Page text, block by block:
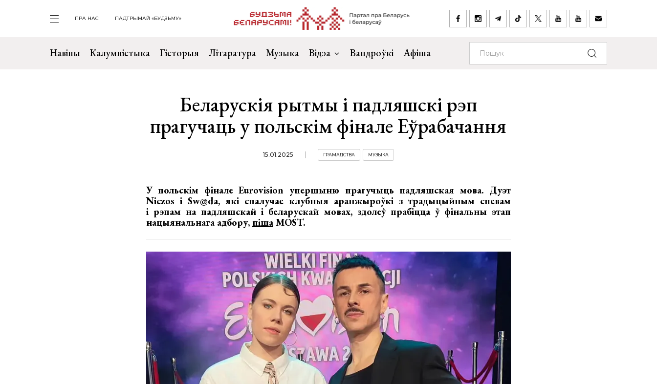
ПРА НАС ПАДТРЫМАЙ «БУДЗЬМУ»
Навіны Калумністыка Гісторыя Літаратура Музыка Відэа Вандроўкі Афіша
Беларускія рытмы і падляшскі рэп
прагучаць у польскім фінале Еўрабачання
15.01.2025 ГРАМАДСТВА МУЗЫКА
У польскім фінале Eurovision упершыню прагучыць падляшская мова. Дуэт
Niczos і Sw@da, які спалучае клубныя аранжыроўкі з традыцыйным спевам
і рэпам на падляшскай і беларускай мовах, здолеў прабіцца ў фінальны этап
нацыянальнага адбору, пішаMOST.